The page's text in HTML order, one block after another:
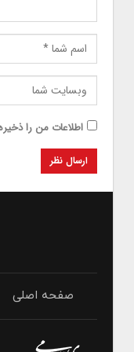
اطلاعات من را
صفحه اصلی